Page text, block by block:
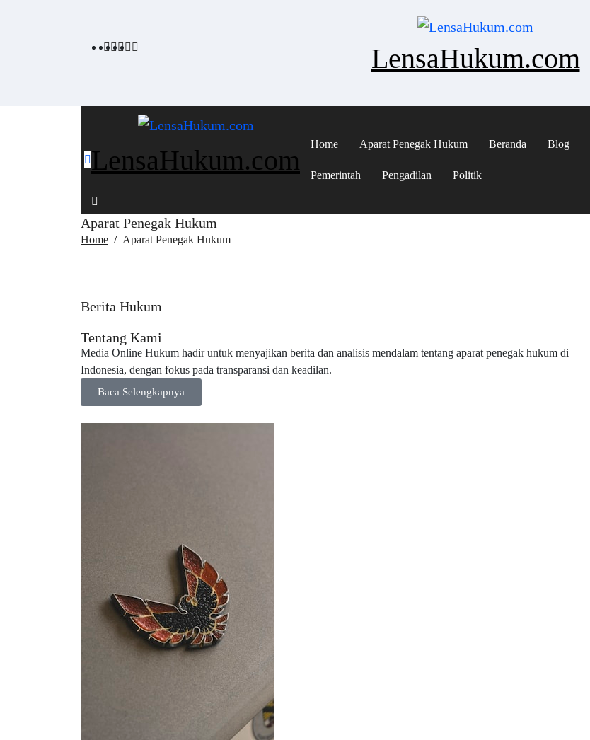
LensaHukum.com
LensaHukum.com
Home Aparat Penegak Hukum Beranda Blog
Pemerintah Pengadilan Politik
Aparat Penegak Hukum
Home Aparat Penegak Hukum
Berita Hukum
Tentang Kami
Media Online Hukum hadir untuk menyajikan berita dan analisis mendalam tentang aparat penegak hukum di
Indonesia, dengan fokus pada transparansi dan keadilan.
Baca Selengkapnya